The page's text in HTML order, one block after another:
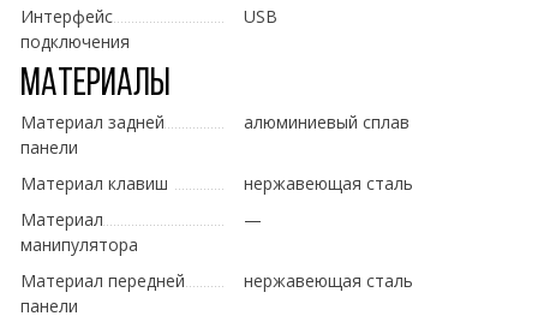
Интерфейс
подключения
USB
Материалы
Материал задней
панели
алюминиевый сплав
Материал клавиш
нержавеющая сталь
Материал
манипулятора
—
Материал передней
панели
нержавеющая сталь